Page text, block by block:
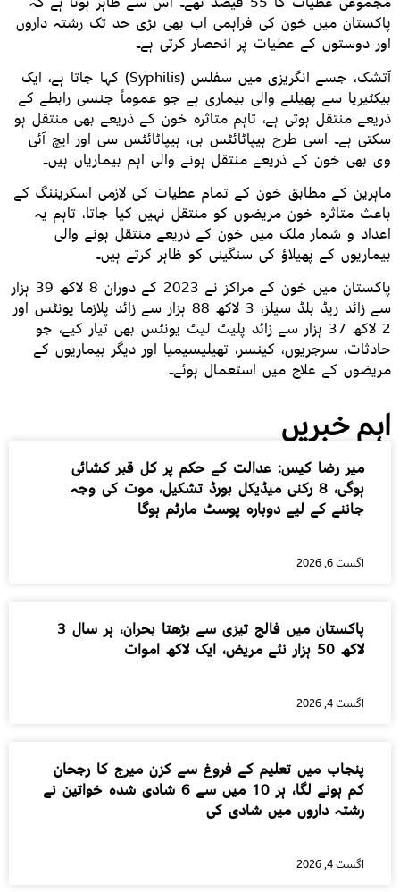
پاکستان میں خون کی فراہمی اب بھی بڑی حد تک رشتہ داروں
اور دوستوں کے عطیات پر انحصار کرتی ہے۔
آتشک، جسے انگریزی میں سفلس (Syphilis) کہا جاتا ہے، ایک
بیکٹیریا سے پھیلنے والی بیماری ہے جو عموماً جنسی رابطے کے
ذریعے منتقل ہوتی ہے، تاہم متاثرہ خون کے ذریعے بھی منتقل ہو
سکتی ہے۔ اسی طرح ہیپاٹائٹس بی، ہیپاٹائٹس سی اور ایچ آئی
وی بھی خون کے ذریعے منتقل ہونے والی اہم بیماریاں ہیں۔
ماہرین کے مطابق خون کے تمام عطیات کی لازمی اسکریننگ کے
باعث متاثرہ خون مریضوں کو منتقل نہیں کیا جاتا، تاہم یہ
اعداد و شمار ملک میں خون کے ذریعے منتقل ہونے والی
بیماریوں کے پھیلاؤ کی سنگینی کو ظاہر کرتے ہیں۔
پاکستان میں خون کے مراکز نے 2023 کے دوران 8 لاکھ 39 ہزار
سے زائد ریڈ بلڈ سیلز، 3 لاکھ 88 ہزار سے زائد پلازما یونٹس اور
2 لاکھ 37 ہزار سے زائد پلیٹ لیٹ یونٹس بھی تیار کیے، جو
حادثات، سرجریوں، کینسر، تھیلیسیمیا اور دیگر بیماریوں کے
مریضوں کے علاج میں استعمال ہوئے۔
اہم خبریں
میر رضا کیس: عدالت کے حکم پر کل قبر کشائی
ہوگی، 8 رکنی میڈیکل بورڈ تشکیل، موت کی وجہ
جاننے کے لیے دوبارہ پوسٹ مارٹم ہوگا
اگست 6, 2026
پاکستان میں فالج تیزی سے بڑھتا بحران، ہر سال 3
لاکھ 50 ہزار نئے مریض، ایک لاکھ اموات
اگست 4, 2026
پنجاب میں تعلیم کے فروغ سے کزن میرج کا رجحان
کم ہونے لگا، ہر 10 میں سے 6 شادی شدہ خواتین نے
رشتہ داروں میں شادی کی
اگست 4, 2026